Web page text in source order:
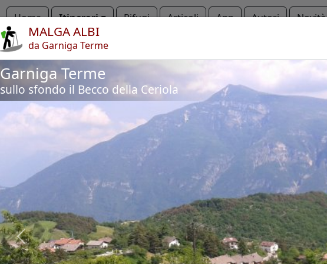
Home Itinerari Rifugi Articoli App Autori Novità
Trento Monte Bondone
MALGA ALBI
da Garniga Terme
Garniga Terme
sullo sfondo il Becco della Ceriola
Previous
Copyright © 2010-2021 trekking-etc - Tutti i diritti riservati
Developed by
gb-ing
termini d'uso-esclusione di responsabilità-